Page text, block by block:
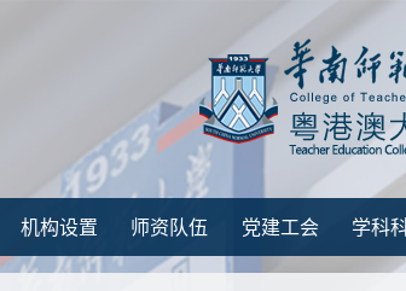
机构设置 师资队伍 党建工会 学科